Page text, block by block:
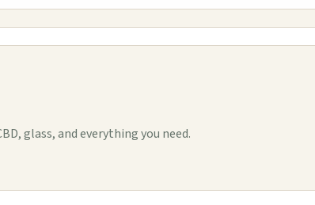
glass, and everything you need.